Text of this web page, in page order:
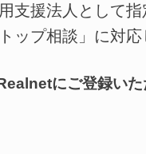
支援法人として
ップ相談」に対
にご登録い